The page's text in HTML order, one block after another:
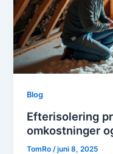
Blog
Efterisolering
omkostninger
TomRo /juni 8, 2025